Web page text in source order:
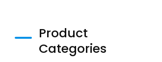
Product
Categories